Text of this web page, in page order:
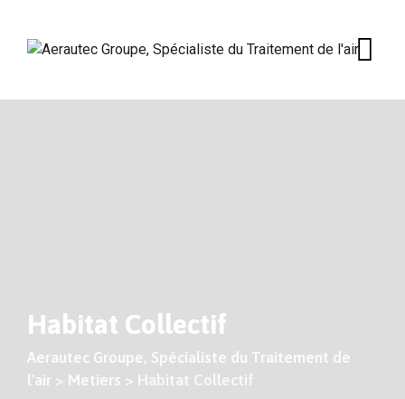
content
Habitat Collectif
Aerautec Groupe, Spécialiste du Traitement de
l'air > Metiers > Habitat Collectif